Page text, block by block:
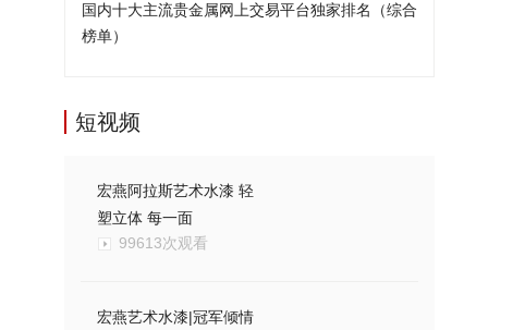
国内十大主流贵金属网上交易平台独家排名（综合
榜单）
短视频
宏燕阿拉斯艺术水漆 轻
塑立体 每一面
99613次观看
宏燕艺术水漆|冠军倾情